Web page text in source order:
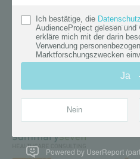
Powered by UserReport